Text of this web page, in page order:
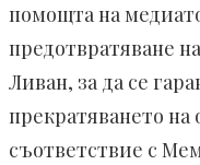
помощта на
предотвратяване
Ливан, за да се
прекратяването на
съответствие с